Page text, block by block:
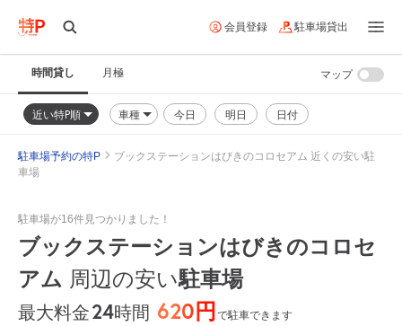
会員登録 駐車場貸出
時間貸し 月極
近い特P順 車種 今日 明日 日付
マップ
駐車場予約の特P
ブックステーションはびきのコロセアム 近くの安い駐
車場
駐車場が16件見つかりました！
ブックステーションはびきのコロセ
アム 周辺の安い駐車場
最大料金24時間 620円で駐車できます